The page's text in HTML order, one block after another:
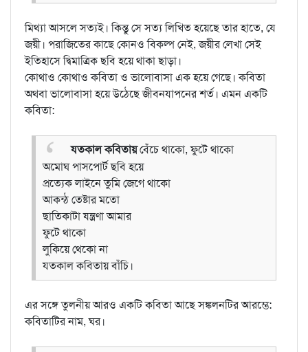
মিথ্যা আসলে সত্যই। কিন্তু সে সত্য লিখিত হয়েছে তার হাতে, যে
জয়ী। পরাজিতের কাছে কোনও বিকল্প নেই, জয়ীর লেখা সেই
ইতিহাসে দ্বিমাত্রিক ছবি হয়ে থাকা ছাড়া।
কোথাও কোথাও কবিতা ও ভালোবাসা এক হয়ে গেছে। কবিতা
অথবা ভালোবাসা হয়ে উঠেছে জীবনযাপনের শর্ত। এমন একটি
কবিতা:
যতকাল কবিতায়বেঁচে থাকো, ফুটে থাকো
অমোঘ পাসপোর্ট ছবি হয়ে
প্রত্যেক লাইনে তুমি জেগে থাকো
আকন্ঠ তেষ্টার মতো
ছাতিকাটা যন্ত্রণা আমার
ফুটে থাকো
লুকিয়ে থেকো না
যতকাল কবিতায় বাঁচি।
এর সঙ্গে তুলনীয় আরও একটি কবিতা আছে সঙ্কলনটির আরম্ভে:
কবিতাটির নাম, ঘর।